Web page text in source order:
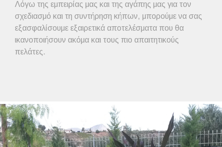
Λόγω της εμπειρίας μας και της αγάπης μας για τον
σχεδιασμό και τη συντήρηση κήπων, μπορούμε να σας
εξασφαλίσουμε εξαιρετικά αποτελέσματα που θα
ικανοποιήσουν ακόμα και τους πιο απαιτητικούς
πελάτες.